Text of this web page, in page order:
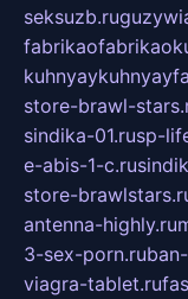
seksuzb.ru
store-brawl-
sindika-01.rusp-
e-abis-1-c.ru
store-
antenna-highly.ru
3-sex-porn.ru
viagra-tablet.ru